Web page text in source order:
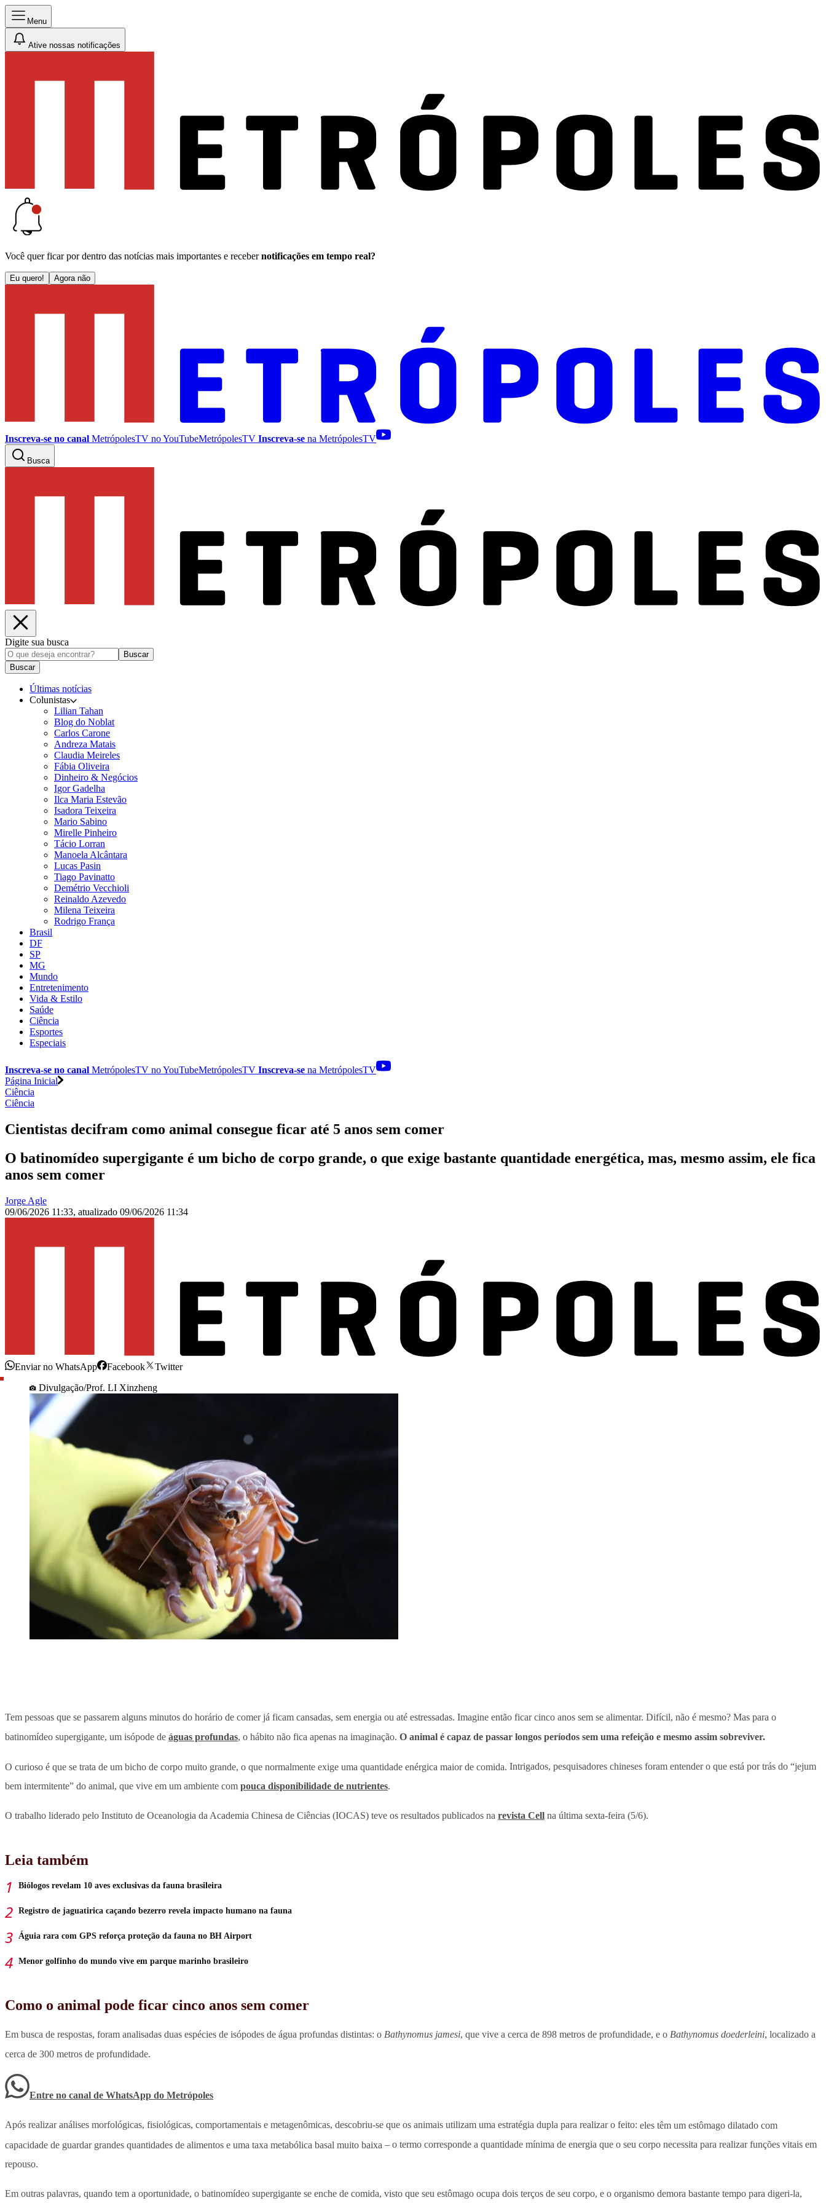
Menu
Ative nossas notificações
Você quer ficar por dentro das notícias mais importantes e receber notificações em tempo real?
Eu quero! Agora não
Inscreva-se no canal MetrópolesTV noYouTubeMetrópolesTV Inscreva-se na MetrópolesTV
Busca
Digite sua busca
Buscar
Buscar
Últimas notícias
Colunistas
Lilian Tahan
Blog do Noblat
Carlos Carone
Andreza Matais
Claudia Meireles
Fábia Oliveira
Dinheiro & Negócios
Igor Gadelha
Ilca Maria Estevão
Isadora Teixeira
Mario Sabino
Mirelle Pinheiro
Tácio Lorran
Manoela Alcântara
Lucas Pasin
Tiago Pavinatto
Demétrio Vecchioli
Reinaldo Azevedo
Milena Teixeira
Rodrigo França
Brasil
DF
SP
MG
Mundo
Entretenimento
Vida & Estilo
Saúde
Ciência
Esportes
Especiais
Inscreva-se no canal MetrópolesTV noYouTubeMetrópolesTV Inscreva-se na MetrópolesTV
Página Inicial
Ciência
Ciência
Cientistas decifram como animal consegue ficar até 5 anos sem comer
O batinomídeo supergigante é um bicho de corpo grande, o que exige bastante quantidade energética, mas, mesmo assim, ele fica
anos sem comer
Jorge Agle
09/06/2026 11:33, atualizado 09/06/2026 11:34
Enviar no WhatsApp Facebook
Twitter
Divulgação/Prof. LI Xinzheng
Tem pessoas que se passarem alguns minutos do horário de comer já ficam cansadas, sem energia ou até estressadas. Imagine então ficar cinco anos sem se alimentar. Difícil, não é mesmo? Mas para o
batinomídeo supergigante, um isópode de águas profundas, o hábito não fica apenas na imaginação. O animal é capaz de passar longos períodos sem uma refeição e mesmo assim sobreviver.
O curioso é que se trata de um bicho de corpo muito grande, o que normalmente exige uma quantidade enérgica maior de comida. Intrigados, pesquisadores chineses foram entender o que está por trás do “jejum
bem intermitente” do animal, que vive em um ambiente com pouca disponibilidade de nutrientes.
O trabalho liderado pelo Instituto de Oceanologia da Academia Chinesa de Ciências (IOCAS) teve os resultados publicados na revista Cell na última sexta-feira (5/6).
Leia também
Biólogos revelam 10 aves exclusivas da fauna brasileira
Registro de jaguatirica caçando bezerro revela impacto humano na fauna
Águia rara com GPS reforça proteção da fauna no BH Airport
Menor golfinho do mundo vive em parque marinho brasileiro
Como o animal pode ficar cinco anos sem comer
Em busca de respostas, foram analisadas duas espécies de isópodes de água profundas distintas: o Bathynomus jamesi, que vive a cerca de 898 metros de profundidade, e o Bathynomus doederleini, localizado a
cerca de 300 metros de profundidade.
Entre no canal de WhatsApp do Metrópoles
Após realizar análises morfológicas, fisiológicas, comportamentais e metagenômicas, descobriu-se que os animais utilizam uma estratégia dupla para realizar o feito: eles têm um estômago dilatado com
capacidade de guardar grandes quantidades de alimentos e uma taxa metabólica basal muito baixa – o termo corresponde a quantidade mínima de energia que o seu corpo necessita para realizar funções vitais em
repouso.
Em outras palavras, quando tem a oportunidade, o batinomídeo supergigante se enche de comida, visto que seu estômago ocupa dois terços de seu corpo, e o organismo demora bastante tempo para digeri-la,